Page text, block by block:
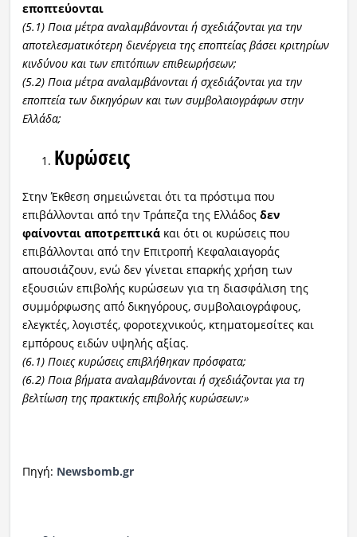
εποπτεύονται
(5.1) Ποια μέτρα αναλαμβάνονται ή σχεδιάζονται για την
αποτελεσματικότερη διενέργεια της εποπτείας βάσει κριτηρίων
κινδύνου και των επιτόπιων επιθεωρήσεων;
(5.2) Ποια μέτρα αναλαμβάνονται ή σχεδιάζονται για την
εποπτεία των δικηγόρων και των συμβολαιογράφων στην
Ελλάδα;
Κυρώσεις
Στην Έκθεση σημειώνεται ότι τα πρόστιμα που
επιβάλλονται από την Τράπεζα της Ελλάδος δεν
φαίνονται αποτρεπτικάκαι ότι οι κυρώσεις που
επιβάλλονται από την Επιτροπή Κεφαλαιαγοράς
απουσιάζουν, ενώ δεν γίνεται επαρκής χρήση των
εξουσιών επιβολής κυρώσεων για τη διασφάλιση της
συμμόρφωσης από δικηγόρους, συμβολαιογράφους,
ελεγκτές, λογιστές, φοροτεχνικούς, κτηματομεσίτες και
εμπόρους ειδών υψηλής αξίας.
(6.1) Ποιες κυρώσεις επιβλήθηκαν πρόσφατα;
(6.2) Ποια βήματα αναλαμβάνονται ή σχεδιάζονται για τη
βελτίωση της πρακτικής επιβολής κυρώσεων;»
Πηγή: Newsbomb.gr